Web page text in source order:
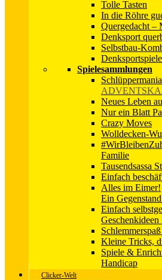
Tolle Tasten
In die Röhre
Quergedacht –
Denksport
Selbstbau-
Spielesammlungen
Schlüppermania
Neues Leben
Nur ein Blatt
Crazy Moves
Wolldecken-
Familie
Tausendsassa
Einfach
Alles im Eimer!
Ein
Einfach
Kleine Tricks,
Spiele &
Handicap
Clicker-Welt